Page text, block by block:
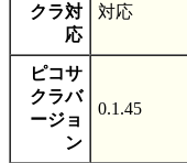
クラ対
応
対応
ピコサ
クラバ
ージョ
ン
0.1.45